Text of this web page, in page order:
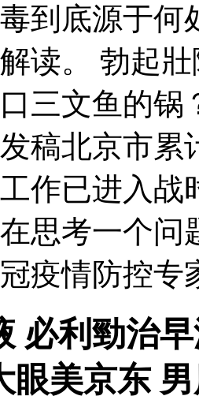
到底源于何
读。 勃起
三文鱼的锅
稿北京市累
作已进入战
思考一个
疫情防控专
必利勁治
眼美京东